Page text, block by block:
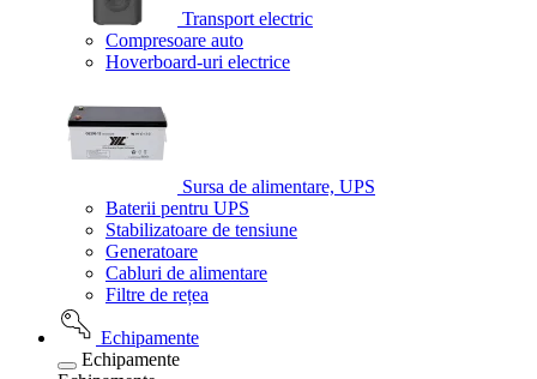
Transport electric
Compresoare auto
Hoverboard-uri electrice
Sursa de alimentare, UPS
Baterii pentru UPS
Stabilizatoare de tensiune
Generatoare
Cabluri de alimentare
Filtre de rețea
Echipamente
Echipamente